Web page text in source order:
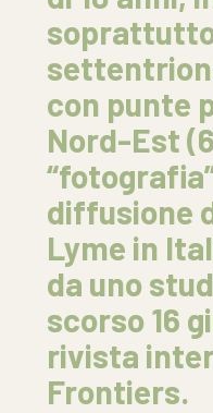
con punte
Nord-Est
diffusione
Lyme in
da uno
scorso 16
rivista
Frontiers.